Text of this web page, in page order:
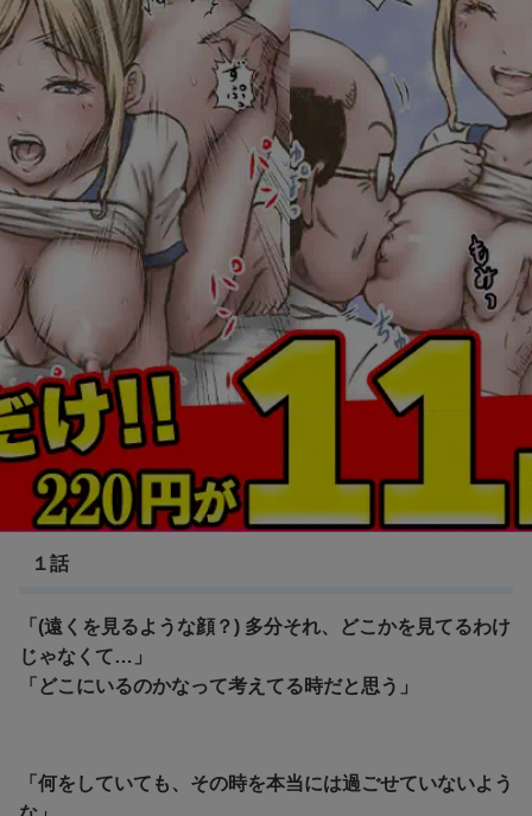
機動戦士ガンダムUC(ユニコーン)
１話
「(遠くを見るような顔？) 多分それ、どこかを見てるわけ
じゃなくて…」
「どこにいるのかなって考えてる時だと思う」
「何をしていても、その時を本当には過ごせていないよう